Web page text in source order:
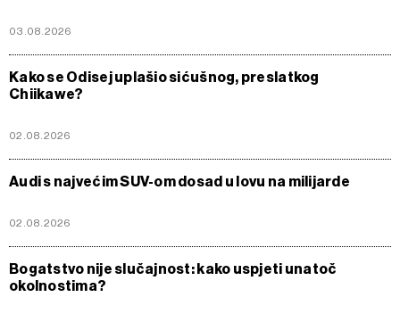
03.08.2026
Kako se Odisej uplašio sićušnog, preslatkog
Chiikawe?
02.08.2026
Audi s najvećim SUV-om dosad u lovu na milijarde
02.08.2026
Bogatstvo nije slučajnost: kako uspjeti unatoč
okolnostima?